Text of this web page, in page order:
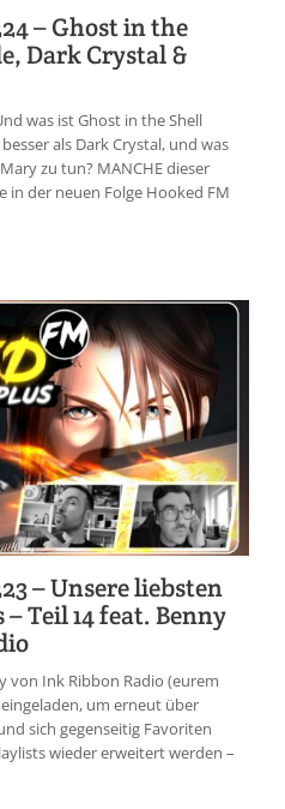
– Ghost in the
Dark Crystal &
was ist Ghost in the Shell
als Dark Crystal, und was
zu tun? MANCHE dieser
der neuen Folge Hooked FM
– Unsere liebsten
Teil 14 feat. Benny
von Ink Ribbon Radio (eurem
um erneut über
sich gegenseitig Favoriten
wieder erweitert werden –